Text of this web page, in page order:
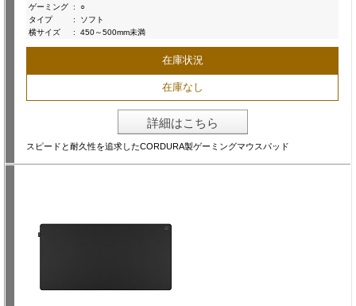
ゲーミング :
○
タイプ
:
ソフト
横サイズ
: 450～500mm未満
在庫状況
在庫なし
詳細はこちら
スピードと耐久性を追求したCORDURA製ゲーミングマウスパッド